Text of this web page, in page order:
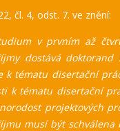
čl. 4, odst. 7. ve znění:
v prvním až
dostává
tématu disertační
k tématu disertační
projektových
musí být